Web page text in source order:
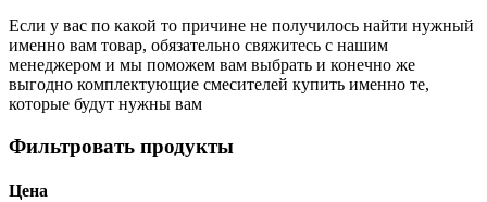
Если у вас по какой то причине не получилось найти нужный
именно вам товар, обязательно свяжитесь с нашим
менеджером и мы поможем вам выбрать и конечно же
выгодно комплектующие смесителей купить именно те,
которые будут нужны вам
Фильтровать продукты
Цена